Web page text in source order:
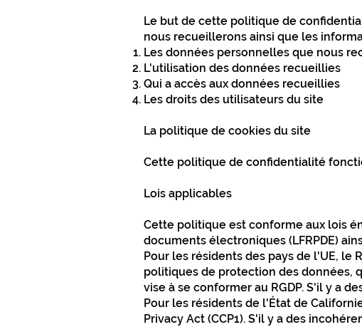
Le but de cette politique de
nous recueillerons ainsi que les
Les données personnelles que nous
L'utilisation des données recueillies
Qui a accès aux données recueillies
Les droits des utilisateurs du site
La politique de cookies du site
Cette politique de confidentialité
Lois applicables
Cette politique est conforme aux lois
documents électroniques (LFRPDE)
Pour les résidents des pays de l'UE,
politiques de protection des données,
vise à se conformer au RGDP. S'il y a
Pour les résidents de l'État de
Privacy Act (CCP1). S'il y a des